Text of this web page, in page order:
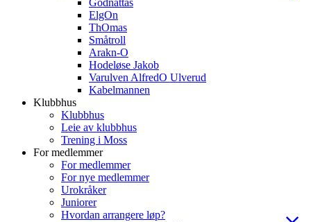
Godnattas
ElgOn
ThOmas
Småtroll
Arakn-O
Hodeløse Jakob
Varulven AlfredO Ulverud
Kabelmannen
Klubbhus
Klubbhus
Leie av klubbhus
Trening i Moss
For medlemmer
For medlemmer
For nye medlemmer
Urokråker
Juniorer
Hvordan arrangere løp?